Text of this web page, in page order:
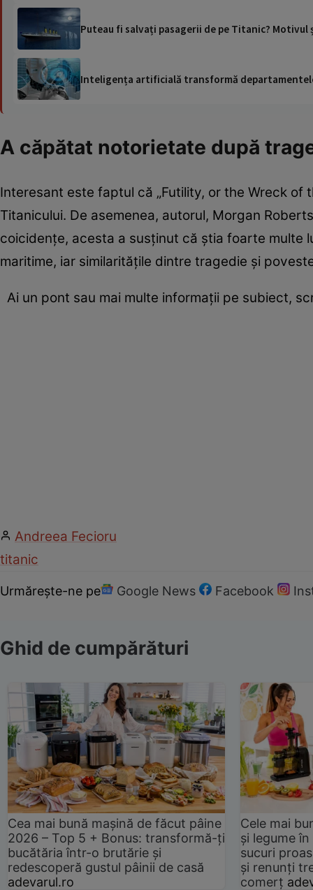
Puteau fi salvați pasagerii de pe Titanic?
Inteligența artificială transformă
A căpătat notorietate după
Interesant este faptul că „Futility, or the Wreck
Titanicului. De asemenea, autorul, Morgan
coicidențe, acesta a susţinut că ştia foarte multe
maritime, iar similarităţile dintre tragedie şi
Ai un pont sau mai multe informații pe subiect,
Andreea Fecioru
titanic
Urmărește-ne pe Google News Facebook
Ghid de cumpărături
Cea mai bună mașină de făcut pâine
2026 – Top 5 + Bonus: transformă-ți
bucătăria într-o brutărie și
redescoperă gustul pâinii de casă
adevarul.ro
Cele mai
și legume
sucuri
și renunți
comerț